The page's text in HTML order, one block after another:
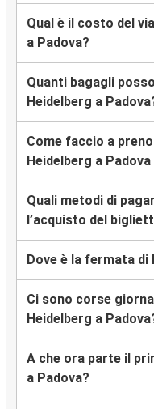
Qual è il costo del
a Padova?
Quanti bagagli
Heidelberg a
Come faccio a
Heidelberg a
Quali metodi di
l’acquisto del
Dove è la fermata di
Ci sono corse
Heidelberg a
A che ora parte il
a Padova?